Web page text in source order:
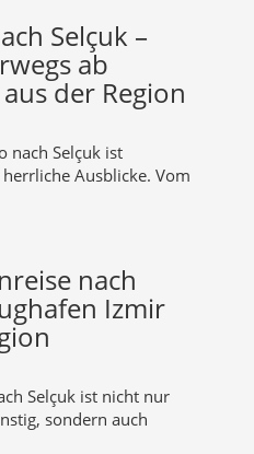
Selçuk –
ab
der Region
nach Selçuk ist
Ausblicke. Vom
nach
Izmir
Selçuk ist nicht nur
sondern auch